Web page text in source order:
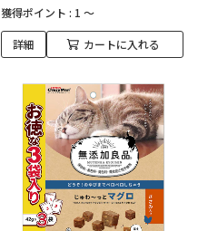
獲得ポイント : 1 ～
詳細 カートに入れる